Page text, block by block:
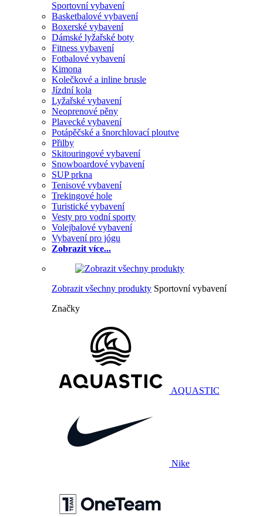
Sportovní vybavení
Basketbalové vybavení
Boxerské vybavení
Dámské lyžařské boty
Fitness vybavení
Fotbalové vybavení
Kimona
Kolečkové a inline brusle
Jízdní kola
Lyžařské vybavení
Neoprenové pěny
Plavecké vybavení
Potápěčské a šnorchlovací ploutve
Přilby
Skitouringové vybavení
Snowboardové vybavení
SUP prkna
Tenisové vybavení
Trekingové hole
Turistické vybavení
Vesty pro vodní sporty
Volejbalové vybavení
Vybavení pro jógu
Zobrazit více...
Zobrazit všechny produkty Sportovní vybavení
Značky
AQUASTIC
Nike